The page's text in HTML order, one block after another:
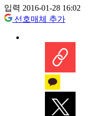
입력 2016-01-28 16:02
선호매체 추가